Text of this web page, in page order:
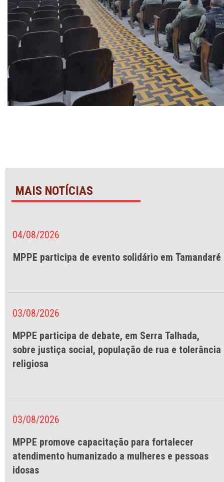
MAIS NOTÍCIAS
04/08/2026
MPPE participa de evento solidário em Tamandaré
03/08/2026
MPPE participa de debate, em Serra Talhada,
sobre justiça social, população de rua e tolerância
religiosa
03/08/2026
MPPE promove capacitação para fortalecer
atendimento humanizado a mulheres e pessoas
idosas